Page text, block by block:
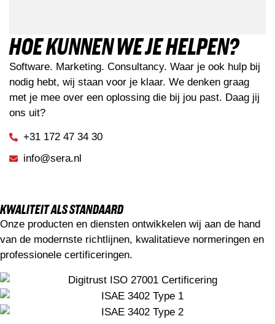
HOE KUNNEN WE JE HELPEN?
Software. Marketing. Consultancy. Waar je ook hulp bij
nodig hebt, wij staan voor je klaar. We denken graag
met je mee over een oplossing die bij jou past. Daag jij
ons uit?
+31 172 47 34 30
info@sera.nl
KWALITEIT ALS STANDAARD
Onze producten en diensten ontwikkelen wij aan de hand
van de modernste richtlijnen, kwalitatieve normeringen en
professionele certificeringen.